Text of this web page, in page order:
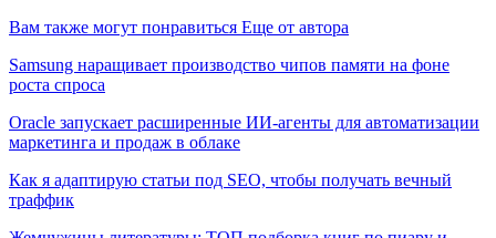
Вам также могут понравиться Еще от автора
Samsung наращивает производство чипов памяти на фоне
роста спроса
Oracle запускает расширенные ИИ‑агенты для автоматизации
маркетинга и продаж в облаке
Как я адаптирую статьи под SEO, чтобы получать вечный
траффик